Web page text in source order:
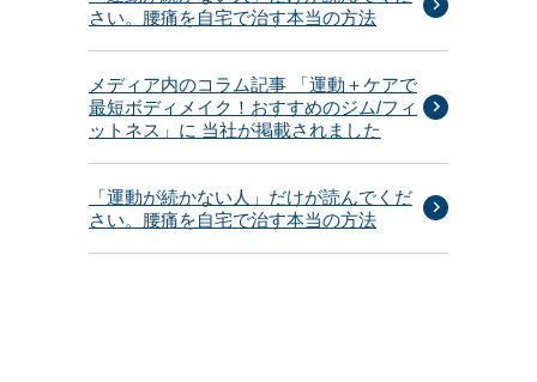
さい。腰痛を自宅で治す本当の方法
メディア内のコラム記事 「運動＋ケアで
最短ボディメイク！おすすめのジム/フィ
ットネス」に 当社が掲載されました
「運動が続かない人」だけが読んでくだ
さい。腰痛を自宅で治す本当の方法